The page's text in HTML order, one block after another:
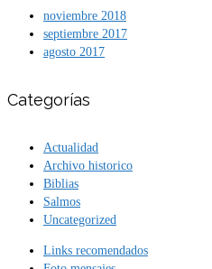
noviembre 2018
septiembre 2017
agosto 2017
Categorías
Actualidad
Archivo historico
Biblias
Salmos
Uncategorized
Links recomendados